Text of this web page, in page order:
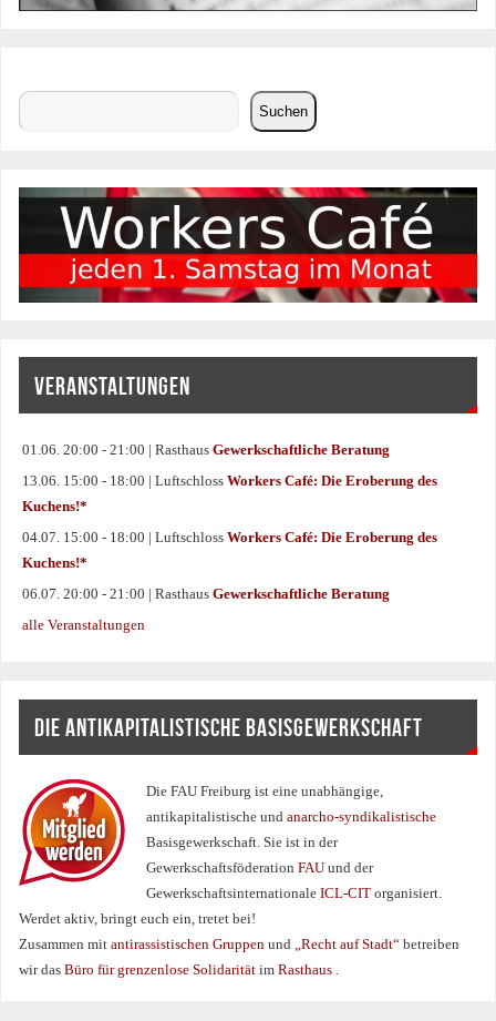
Suchen
VERANSTALTUNGEN
01.06. 20:00 - 21:00 | RasthausGewerkschaftliche Beratung
13.06. 15:00 - 18:00 | LuftschlossWorkers Café: Die Eroberung des
Kuchens!*
04.07. 15:00 - 18:00 | LuftschlossWorkers Café: Die Eroberung des
Kuchens!*
06.07. 20:00 - 21:00 | RasthausGewerkschaftliche Beratung
alle Veranstaltungen
DIE ANTIKAPITALISTISCHE BASISGEWERKSCHAFT
Die FAU Freiburg ist eine un­abhängige,
antikapitalistische undanarcho-syndikalistische
Basisgewerkschaft. Sie ist in der
GewerkschaftsföderationFAUund der
Gewerkschaftsinternationale ICL-CITorganisiert.
Werdet aktiv, bringt euch ein, tretet bei!
Zusammen mitantirassistischen Gruppenund „Recht auf Stadt“betreiben
wir dasBüro für grenzenlose SolidaritätimRasthaus .